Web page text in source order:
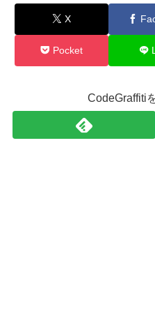
X
Pocket
CodeGraffiti